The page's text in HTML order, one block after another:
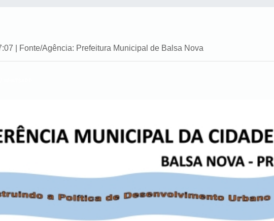
| Fonte/Agência: Prefeitura Municipal de Balsa Nova